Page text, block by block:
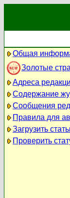
Общая
Золотые
Адреса
Содержание
Сообщения
Правила для
Загрузить
Проверить